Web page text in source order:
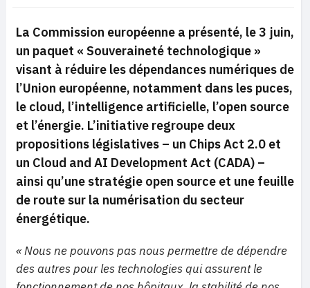
La Commission européenne a présenté, le 3 juin,
un paquet « Souveraineté technologique »
visant à réduire les dépendances numériques de
l’Union européenne, notamment dans les puces,
le cloud, l’intelligence artificielle, l’open source
et l’énergie. L’initiative regroupe deux
propositions législatives – un Chips Act 2.0 et
un Cloud and AI Development Act (CADA) –
ainsi qu’une stratégie open source et une feuille
de route sur la numérisation du secteur
énergétique.
« Nous ne pouvons pas nous permettre de dépendre
des autres pour les technologies qui assurent le